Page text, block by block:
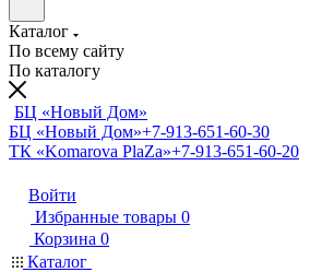
Каталог
По всему сайту
По каталогу
БЦ «Новый Дом»
БЦ «Новый Дом»+7-913-651-60-30
ТК «Komarova PlaZa»+7-913-651-60-20
Войти
Избранные товары 0
Корзина 0
Каталог